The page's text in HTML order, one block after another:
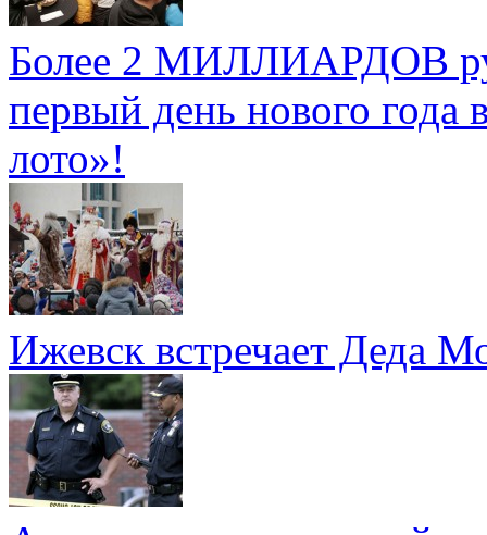
Более 2 МИЛЛИАРДОВ
первый день нового года
лото»!
Ижевск встречает Деда